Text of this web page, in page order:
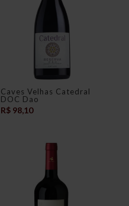
Caves Velhas Catedral
DOC Dao
R$ 98,10